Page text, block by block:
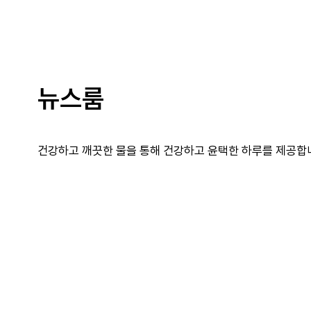
뉴스룸
건강하고 깨끗한 물을 통해 건강하고 윤택한 하루를 제공합